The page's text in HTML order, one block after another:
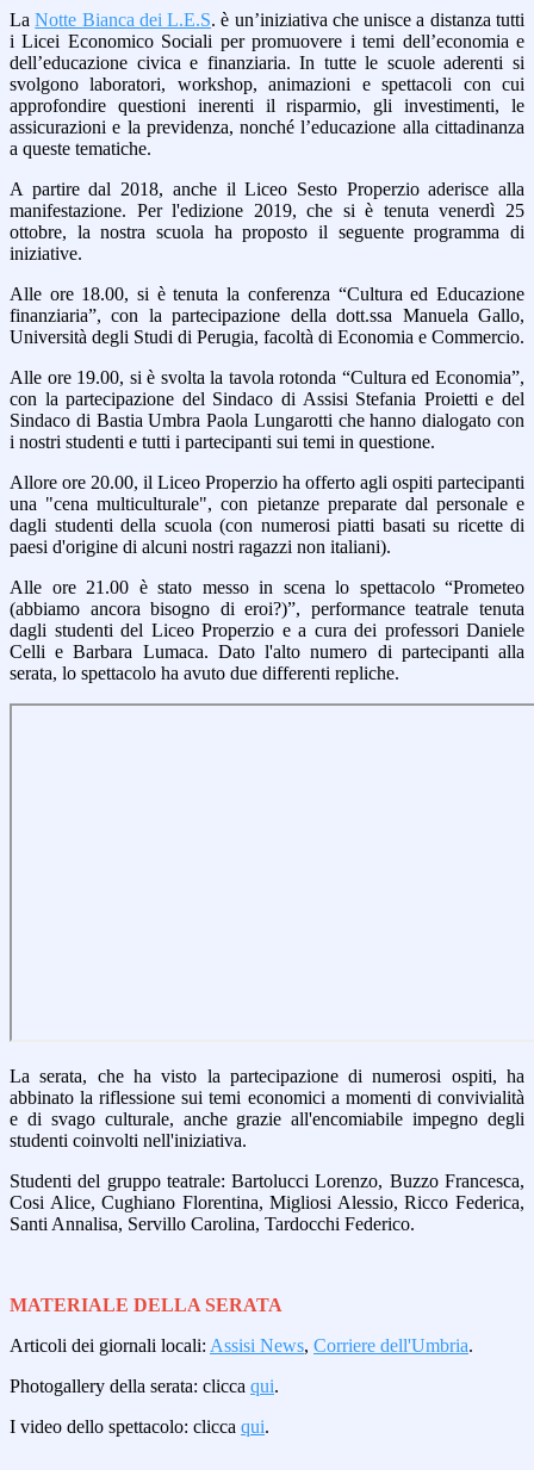
LaNotte Bianca dei L.E.S. è un’iniziativa che unisce a distanza tutti
i Licei Economico Sociali per promuovere i temi dell’economia e
dell’educazione civica e finanziaria. In tutte le scuole aderenti si
svolgono laboratori, workshop, animazioni e spettacoli con cui
approfondire questioni inerenti il risparmio, gli investimenti, le
assicurazioni e la previdenza, nonché l’educazione alla cittadinanza
a queste tematiche.
A partire dal 2018, anche il Liceo Sesto Properzio aderisce alla
manifestazione. Per l'edizione 2019, che si è tenuta venerdì 25
ottobre, la nostra scuola ha proposto il seguente programma di
iniziative.
Alle ore 18.00, si è tenuta la conferenza “Cultura ed Educazione
finanziaria”, con la partecipazione della dott.ssa Manuela Gallo,
Università degli Studi di Perugia, facoltà di Economia e Commercio.
Alle ore 19.00, si è svolta la tavola rotonda “Cultura ed Economia”,
con la partecipazione del Sindaco di Assisi Stefania Proietti e del
Sindaco di Bastia Umbra Paola Lungarotti che hanno dialogato con
i nostri studenti e tutti i partecipanti sui temi in questione.
Allore ore 20.00, il Liceo Properzio ha offerto agli ospiti partecipanti
una "cena multiculturale", con pietanze preparate dal personale e
dagli studenti della scuola (con numerosi piatti basati su ricette di
paesi d'origine di alcuni nostri ragazzi non italiani).
Alle ore 21.00 è stato messo in scena lo spettacolo “Prometeo
(abbiamo ancora bisogno di eroi?)”, performance teatrale tenuta
dagli studenti del Liceo Properzio e a cura dei professori Daniele
Celli e Barbara Lumaca. Dato l'alto numero di partecipanti alla
serata, lo spettacolo ha avuto due differenti repliche.
La serata, che ha visto la partecipazione di numerosi ospiti, ha
abbinato la riflessione sui temi economici a momenti di convivialità
e di svago culturale, anche grazie all'encomiabile impegno degli
studenti coinvolti nell'iniziativa.
Studenti del gruppo teatrale: Bartolucci Lorenzo, Buzzo Francesca,
Cosi Alice, Cughiano Florentina, Migliosi Alessio, Ricco Federica,
Santi Annalisa, Servillo Carolina, Tardocchi Federico.
MATERIALE DELLA SERATA
Articoli dei giornali locali: Assisi News, Corriere dell'Umbria.
Photogallery della serata: clicca qui.
I video dello spettacolo: clicca qui.